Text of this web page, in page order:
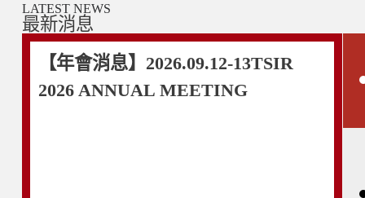
LATEST NEWS
最新消息
【年會消息】2026.09.12-13TSIR
2026 ANNUAL MEETING